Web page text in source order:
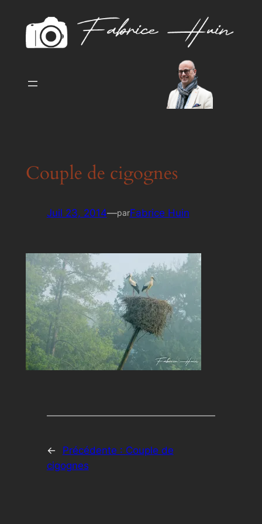
contenu
Couple de cigognes
Juil 23, 2014—parFabrice Huin
← Précédente : Couple de
cigognes